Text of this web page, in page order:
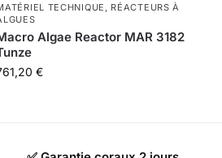
TECHNIQUE
RÉACTEURS À
Algae Reactor MAR 3182
€